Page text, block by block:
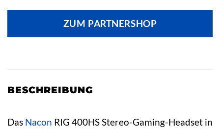
ZUM PARTNERSHOP
BESCHREIBUNG
Das Nacon RIG 400HS Stereo-Gaming-Headset in